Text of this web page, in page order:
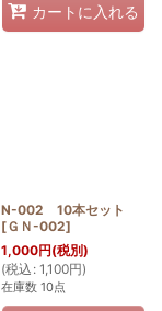
カートに入れる
N-002 10本セット
[ＧＮ-002]
1,000円(税別)
(税込 : 1,100円)
在庫数 10点